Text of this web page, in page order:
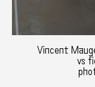
Vincent
vs